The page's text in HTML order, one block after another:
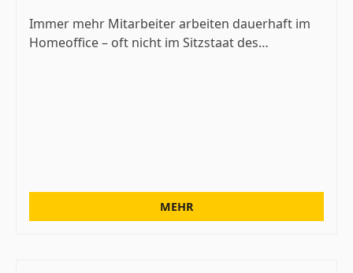
Immer mehr Mitarbeiter arbeiten dauerhaft im
Homeoffice – oft nicht im Sitzstaat des…
MEHR